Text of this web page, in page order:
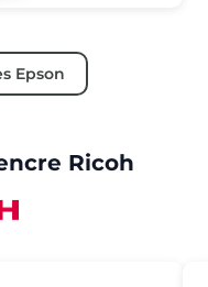
Epson
Ricoh